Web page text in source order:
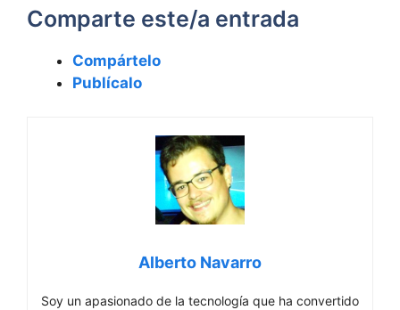
Comparte este/a entrada
Compártelo
Publícalo
Alberto Navarro
Soy un apasionado de la tecnología que ha convertido